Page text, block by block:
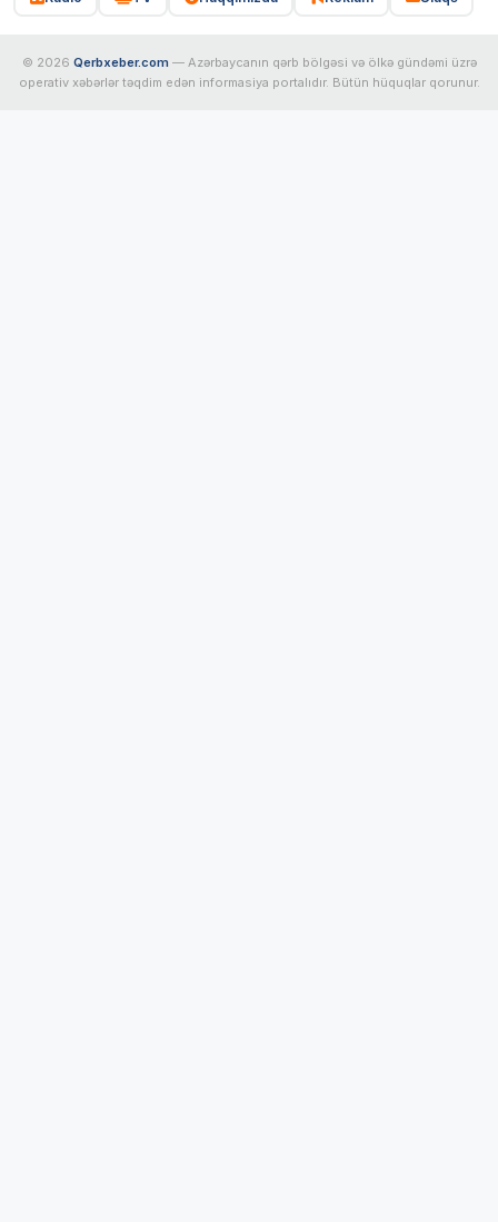
© 2026 Qerbxeber.com — Azərbaycanın qərb bölgəsi və ölkə gündəmi üzrə
operativ xəbərlər təqdim edən informasiya portalıdır. Bütün hüquqlar qorunur.